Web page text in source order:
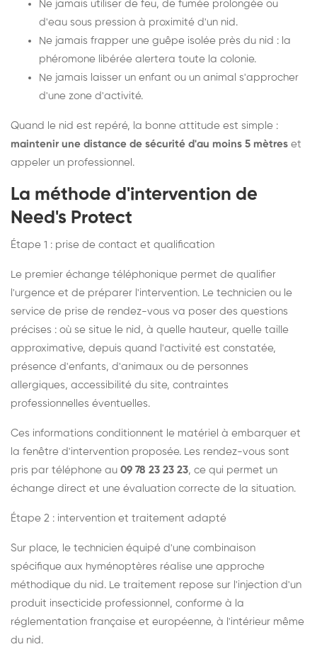
Ne jamais utiliser de feu, de fumée prolongée ou
d'eau sous pression à proximité d'un nid.
Ne jamais frapper une guêpe isolée près du nid : la
phéromone libérée alertera toute la colonie.
Ne jamais laisser un enfant ou un animal s'approcher
d'une zone d'activité.
Quand le nid est repéré, la bonne attitude est simple :
maintenir une distance de sécurité d'au moins 5 mètres et
appeler un professionnel.
La méthode d'intervention de
Need's Protect
Étape 1 : prise de contact et qualification
Le premier échange téléphonique permet de qualifier
l'urgence et de préparer l'intervention. Le technicien ou le
service de prise de rendez-vous va poser des questions
précises : où se situe le nid, à quelle hauteur, quelle taille
approximative, depuis quand l'activité est constatée,
présence d'enfants, d'animaux ou de personnes
allergiques, accessibilité du site, contraintes
professionnelles éventuelles.
Ces informations conditionnent le matériel à embarquer et
la fenêtre d'intervention proposée. Les rendez-vous sont
pris par téléphone au 09 78 23 23 23, ce qui permet un
échange direct et une évaluation correcte de la situation.
Étape 2 : intervention et traitement adapté
Sur place, le technicien équipé d'une combinaison
spécifique aux hyménoptères réalise une approche
méthodique du nid. Le traitement repose sur l'injection d'un
produit insecticide professionnel, conforme à la
réglementation française et européenne, à l'intérieur même
du nid.